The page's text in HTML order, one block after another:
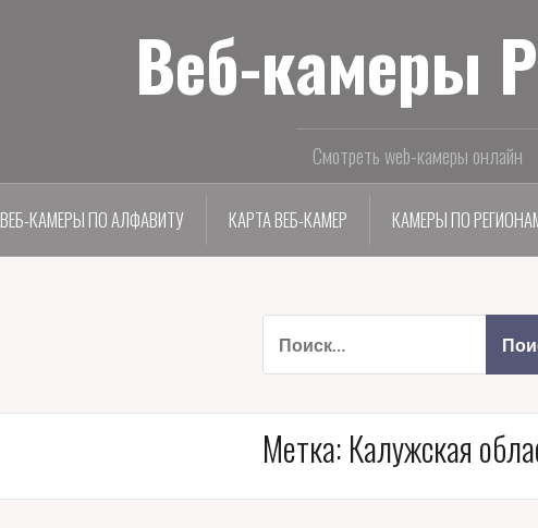
Веб-камеры
Смотреть web-камеры онлайн
ВЕБ-КАМЕРЫ ПО АЛФАВИТУ КАРТА ВЕБ-КАМЕР КАМЕРЫ ПО
Метка: Калужская